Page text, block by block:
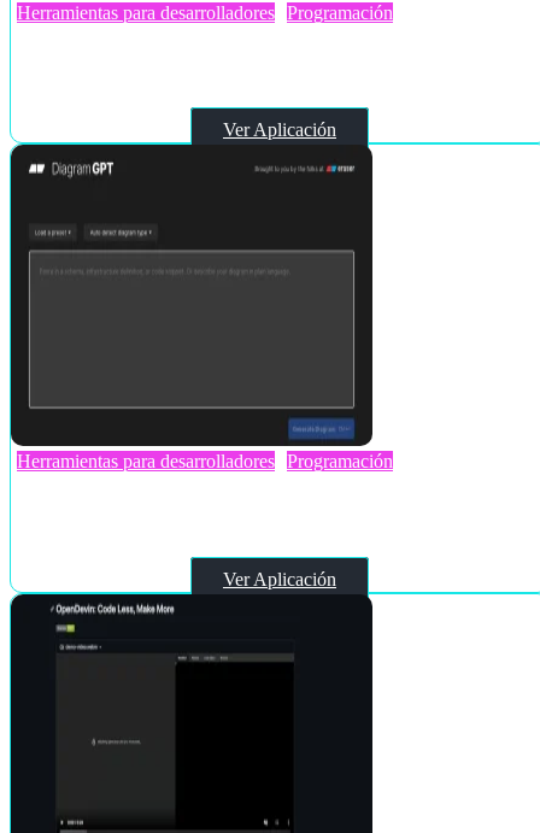
Herramientas para desarrolladores Programación
Ver Aplicación
Herramientas para desarrolladores Programación
Ver Aplicación